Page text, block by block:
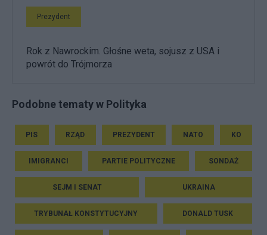
Prezydent
Rok z Nawrockim. Głośne weta, sojusz z USA i
powrót do Trójmorza
Podobne tematy w Polityka
PIS RZĄD PREZYDENT NATO KO
IMIGRANCI PARTIE POLITYCZNE SONDAŻ
SEJM I SENAT UKRAINA
TRYBUNAŁ KONSTYTUCYJNY DONALD TUSK